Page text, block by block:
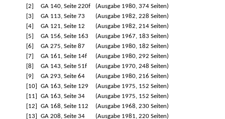
[2]
GA 140, Seite 220f
(Ausgabe 1980, 374 Seiten)
[3]
GA 113, Seite 73
(Ausgabe 1982, 228 Seiten)
[4]
GA 121, Seite 12
(Ausgabe 1982, 214 Seiten)
[5]
GA 156, Seite 163
(Ausgabe 1967, 183 Seiten)
[6]
GA 275, Seite 87
(Ausgabe 1980, 182 Seiten)
[7]
GA 161, Seite 14f
(Ausgabe 1980, 292 Seiten)
[8]
GA 143, Seite 51f
(Ausgabe 1970, 248 Seiten)
[9]
GA 293, Seite 64
(Ausgabe 1980, 216 Seiten)
[10]
GA 163, Seite 129
(Ausgabe 1975, 152 Seiten)
[11]
GA 163, Seite 34
(Ausgabe 1975, 152 Seiten)
[12]
GA 168, Seite 112
(Ausgabe 1968, 230 Seiten)
[13]
GA 208, Seite 34
(Ausgabe 1981, 220 Seiten)